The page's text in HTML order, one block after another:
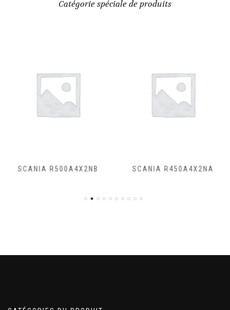
Catégorie spéciale de produits
SCANIA R500A4X2NB SCANIA R450A4X2NA